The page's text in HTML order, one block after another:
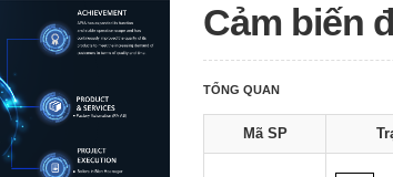
Cảm biến
TỔNG QUAN
Mã SP